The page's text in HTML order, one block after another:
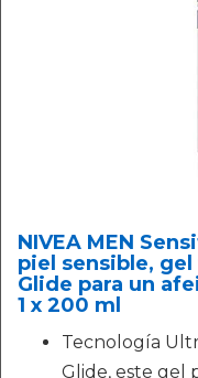
NIVEA MEN
piel sensible,
Glide para un
1 x 200 ml
Tecnología
Glide, este gel